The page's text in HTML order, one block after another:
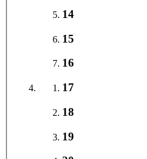
14
15
16
17
18
19